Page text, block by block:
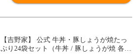
【吉野家】 公式 牛丼・豚しょうが焼たっ
ぷり24袋セット（牛丼 / 豚しょうが焼 各12